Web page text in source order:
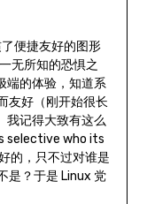
便捷友好的图形
无所知的恐惧之
端的体验，知道系
友好（刚开始很长
我记得大致有这么
selective who its
的，只不过对谁是
是？于是 Linux 党